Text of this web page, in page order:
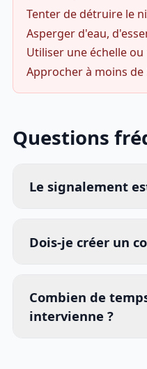
Tenter de détruire le
Asperger d'eau,
Utiliser une échelle ou
Approcher à moins de
Questions
Le signalement
Dois-je créer un
Combien de
intervienne ?